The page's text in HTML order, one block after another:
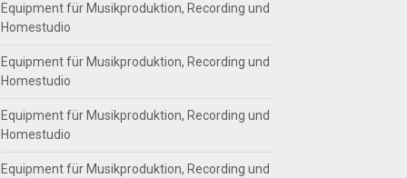
Equipment für Musikproduktion, Recording und
Homestudio
Equipment für Musikproduktion, Recording und
Homestudio
Equipment für Musikproduktion, Recording und
Homestudio
Equipment für Musikproduktion, Recording und